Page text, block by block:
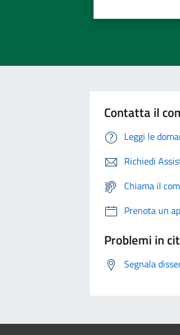
Contatta il
Leggi le
Richiedi
Chiama il
Prenota un
Problemi in
Segnala